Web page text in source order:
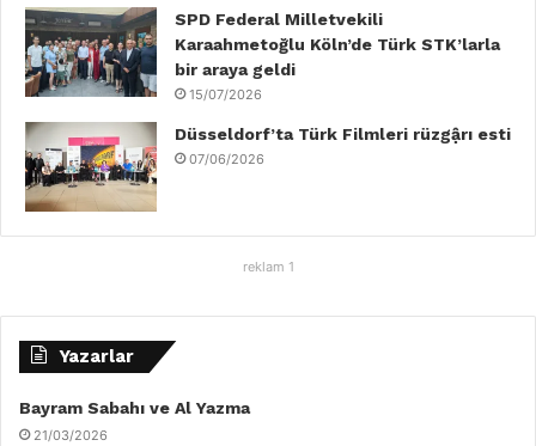
SPD Federal Milletvekili
Karaahmetoğlu Köln’de Türk STK’larla
bir araya geldi
15/07/2026
Düsseldorf’ta Türk Filmleri rüzgậrı esti
07/06/2026
reklam 1
Yazarlar
Bayram Sabahı ve Al Yazma
21/03/2026